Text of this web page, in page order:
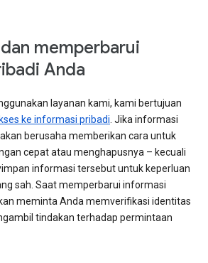
memperbarui
Anda
layanan kami, kami bertujuan
ke informasi pribadi. Jika informasi
berusaha memberikan cara untuk
cepat atau menghapusnya – kecuali
informasi tersebut untuk keperluan
sah. Saat memperbarui informasi
meminta Anda memverifikasi identitas
tindakan terhadap permintaan